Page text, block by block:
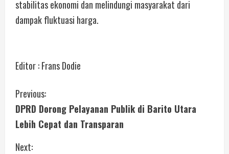
stabilitas ekonomi dan melindungi masyarakat dari
dampak fluktuasi harga.
Editor : Frans Dodie
Previous:
DPRD Dorong Pelayanan Publik di Barito Utara
Lebih Cepat dan Transparan
Next: